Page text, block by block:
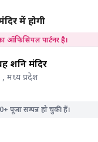
में होगी
ऑफिसियल पार्टनर है।
शनि मंदिर
मध्य प्रदेश
पूजा सम्पन्न हो चुकी हैं।